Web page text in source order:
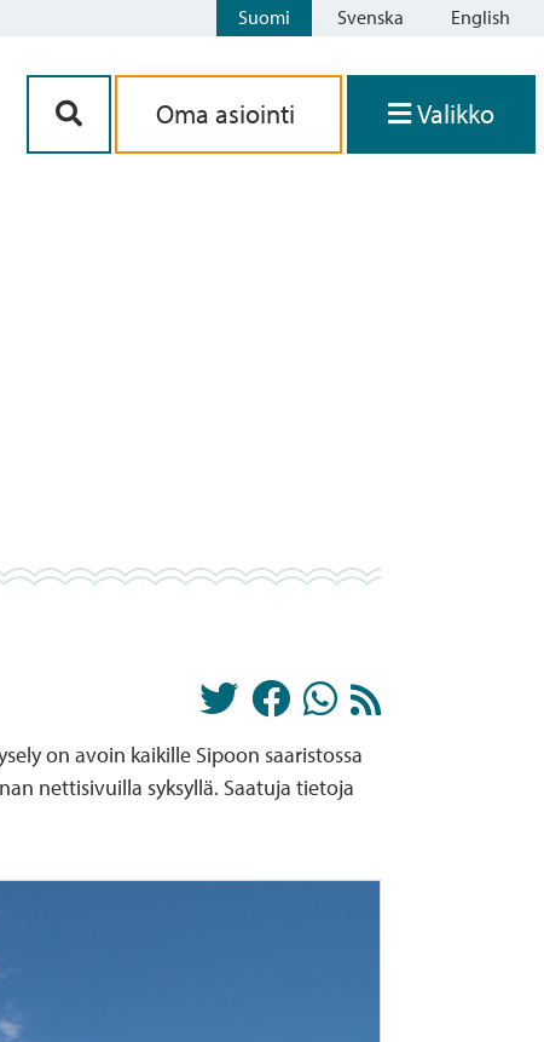
Suomi Svenska English
Oma asiointi Valikko
on avoin kaikille Sipoon saaristossa
nettisivuilla syksyllä. Saatuja tietoja